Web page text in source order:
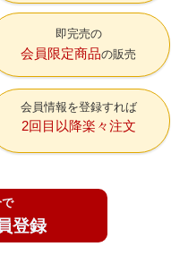
即完売の
会員限定商品の販売
会員情報を登録すれば
2回目以降楽々注文
で
登録